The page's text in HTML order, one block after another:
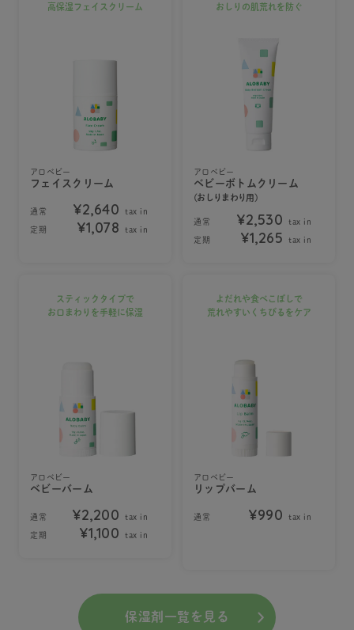
高保湿フェイスクリーム
アロベビー
フェイスクリーム
通常 ¥2,640 tax in
定期 ¥1,078 tax in
おしりの肌荒れを防ぐ
アロベビー
ベビーボトムクリーム
(おしりまわり用)
通常 ¥2,530 tax in
定期 ¥1,265 tax in
スティックタイプで
お口まわりを手軽に保湿
アロベビー
ベビーバーム
通常 ¥2,200 tax in
定期 ¥1,100 tax in
よだれや食べこぼしで
荒れやすいくちびるをケア
アロベビー
リップバーム
通常 ¥990 tax in
保湿剤一覧を見る